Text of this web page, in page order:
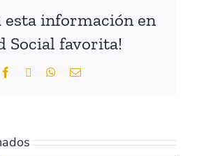
esta información en
Social favorita!
FacebookWhatsApp
Correo